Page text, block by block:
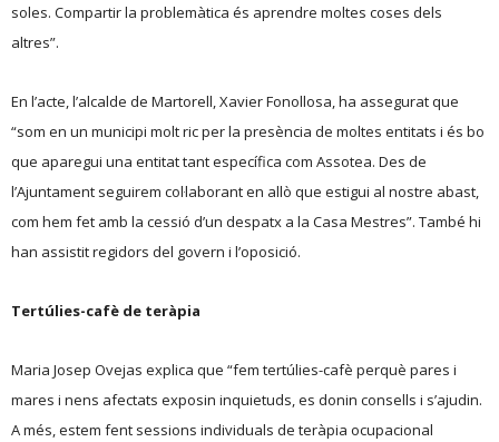
soles. Compartir la problemàtica és aprendre moltes coses dels
altres”.
En l’acte, l’alcalde de Martorell, Xavier Fonollosa, ha assegurat que
“som en un municipi molt ric per la presència de moltes entitats i és bo
que aparegui una entitat tant específica com Assotea. Des de
l’Ajuntament seguirem col·laborant en allò que estigui al nostre abast,
com hem fet amb la cessió d’un despatx a la Casa Mestres”. També hi
han assistit regidors del govern i l’oposició.
Tertúlies-cafè de teràpia
Maria Josep Ovejas explica que “fem tertúlies-cafè perquè pares i
mares i nens afectats exposin inquietuds, es donin consells i s’ajudin.
A més, estem fent sessions individuals de teràpia ocupacional